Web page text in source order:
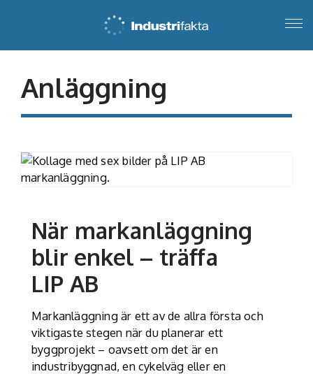
Anläggning
När markanläggning
blir enkel – träffa
LIP AB
Markanläggning är ett av de allra första och
viktigaste stegen när du planerar ett
byggprojekt – oavsett om det är en
industribyggnad, en cykelväg eller en